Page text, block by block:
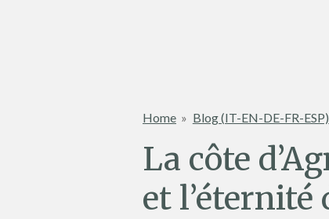
Home » Blog (IT-EN-DE-FR-ESP)
La côte
et l’éternité